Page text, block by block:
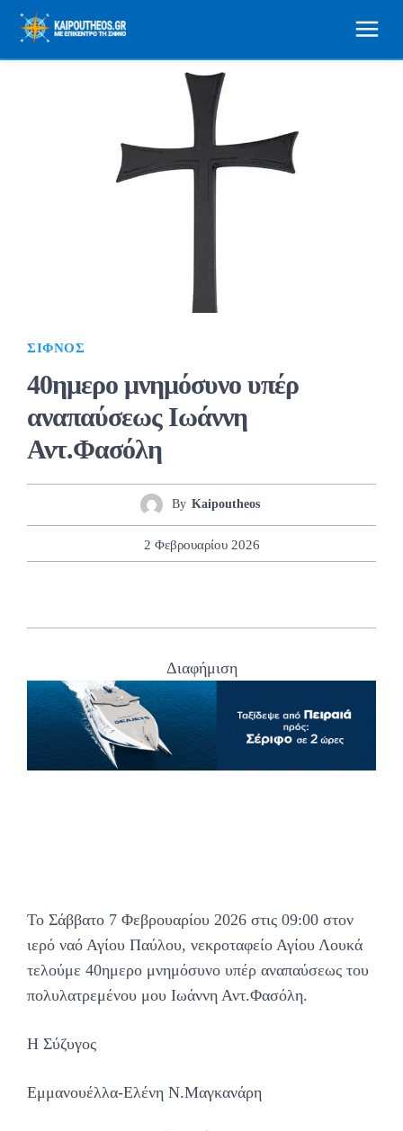
ΣΊΦΝΟΣ
40ημερο μνημόσυνο υπέρ
αναπαύσεως Ιωάννη
Αντ.Φασόλη
By Kaipoutheos
2 Φεβρουαρίου 2026
Διαφήμιση
Το Σάββατο 7 Φεβρουαρίου 2026 στις 09:00 στον
ιερό ναό Αγίου Παύλου, νεκροταφείο Αγίου Λουκά
τελούμε 40ημερο μνημόσυνο υπέρ αναπαύσεως του
πολυλατρεμένου μου Ιωάννη Αντ.Φασόλη.
Η Σύζυγος
Εμμανουέλλα-Ελένη Ν.Μαγκανάρη